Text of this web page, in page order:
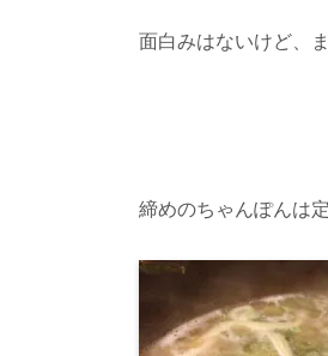
面白みはないけど、
締めのちゃんぽんは